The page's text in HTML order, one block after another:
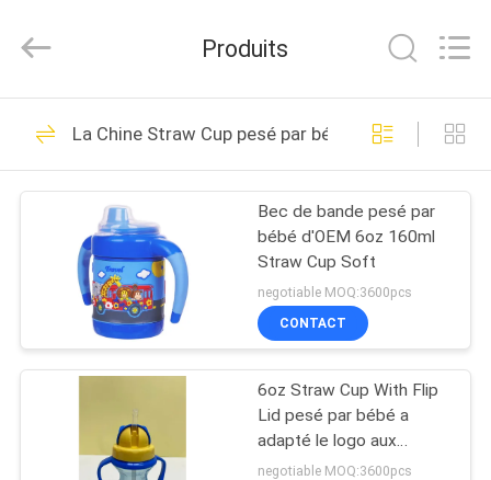
APERÇU
PRODUITS
VIDÉOS
PROPOS
Infant
products
Rights
Biberon de bébé
nouveau-né
48
Biberons de
polypropylène
50
Produits
La Chine Straw Cup pesé par bébé
Bec de bande pesé par
bébé d'OEM 6oz 160ml
Straw Cup Soft
negotiable MOQ:3600pcs
CONTACT
6oz Straw Cup With Flip
Lid pesé par bébé a
adapté le logo aux
besoins du client
negotiable MOQ:3600pcs